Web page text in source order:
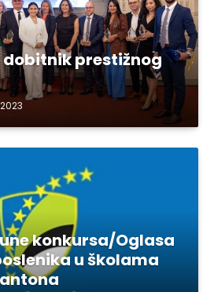
dobitnik prestižnog
konkursa/Oglasa
u školama